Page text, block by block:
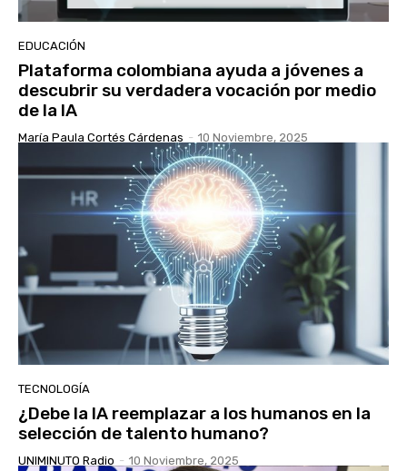
EDUCACIÓN
Plataforma colombiana ayuda a jóvenes a
descubrir su verdadera vocación por medio
de la IA
María Paula Cortés Cárdenas - 10 Noviembre, 2025
TECNOLOGÍA
¿Debe la IA reemplazar a los humanos en la
selección de talento humano?
UNIMINUTO Radio - 10 Noviembre, 2025